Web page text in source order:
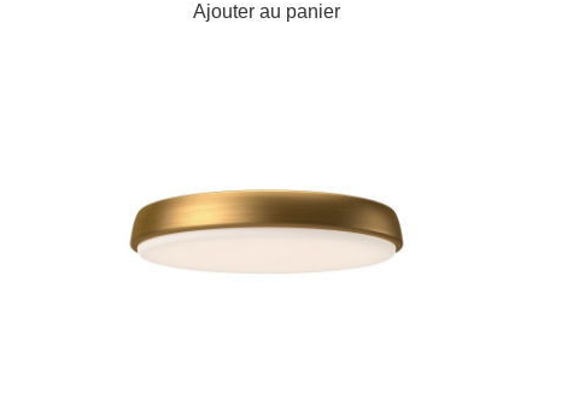
Ajouter au panier